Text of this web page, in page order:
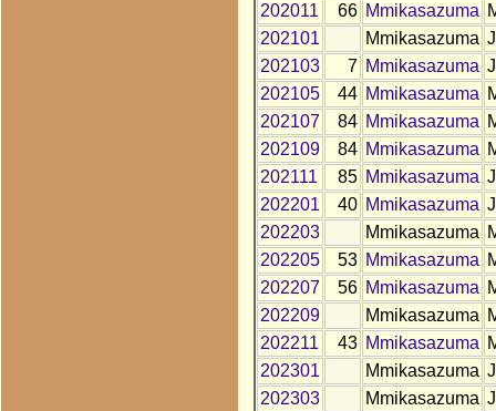
202011
66 Mmikasazuma
202101
Mmikasazuma
202103
7 Mmikasazuma
202105
44 Mmikasazuma
202107
84 Mmikasazuma
202109
84 Mmikasazuma
202111
85 Mmikasazuma
202201
40 Mmikasazuma
202203
Mmikasazuma
202205
53 Mmikasazuma
202207
56 Mmikasazuma
202209
Mmikasazuma
202211
43 Mmikasazuma
202301
Mmikasazuma
202303
Mmikasazuma